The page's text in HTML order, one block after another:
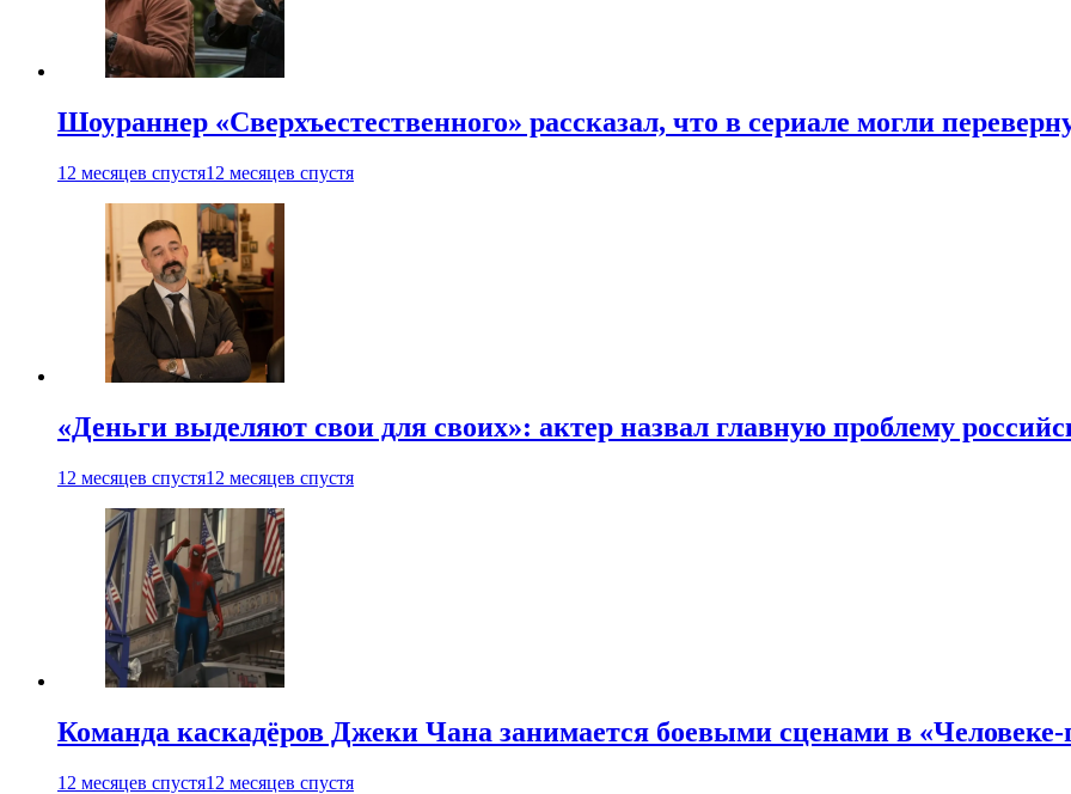
Шоураннер «Сверхъестественного» рассказал, что в сериале могли
12 месяцев спустя12 месяцев спустя
«Деньги выделяют свои для своих»: актер назвал главную проблему
12 месяцев спустя12 месяцев спустя
Команда каскадёров Джеки Чана занимается боевыми сценами в «Человеке-
12 месяцев спустя12 месяцев спустя